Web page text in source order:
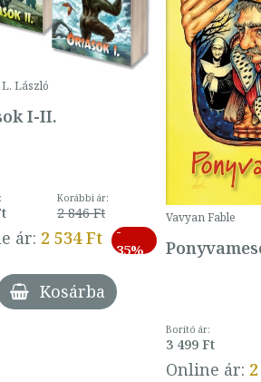
László
I-II.
Korábbi ár:
2 846 Ft
ár: 2 534 Ft
-
35%
Kosárba
Vavyan Fable
Borító ár:
3 499 Ft
Online ár: